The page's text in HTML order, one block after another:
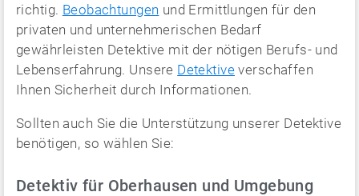
richtig. Beobachtungen und Ermittlungen für den
privaten und unternehmerischen Bedarf
gewährleisten Detektive mit der nötigen Berufs- und
Lebenserfahrung. Unsere Detektive verschaffen
Ihnen Sicherheit durch Informationen.
Sollten auch Sie die Unterstützung unserer Detektive
benötigen, so wählen Sie:
Detektiv für Oberhausen und Umgebung